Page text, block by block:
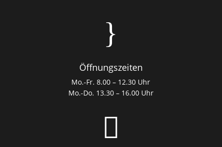
}
Öffnungszeiten
Mo.-Fr. 8.00 – 12.30 Uhr
Mo.-Do. 13.30 – 16.00 Uhr
